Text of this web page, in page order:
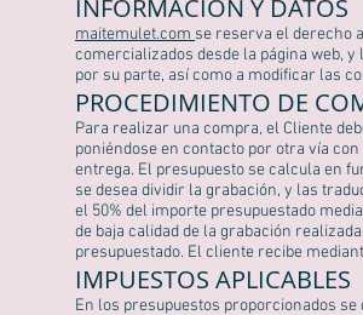
INFORMACIÓN Y DATOS
maitemulet.com se reserva el derecho
comercializados desde la página web,
por su parte, así como a modificar las
PROCEDIMIENTO DE
Para realizar una compra, el Cliente
poniéndose en contacto por otra vía
entrega. El presupuesto se calcula en
se desea dividir la grabación, y las
el 50% del importe presupuestado
de baja calidad de la grabación
presupuestado. El cliente recibe
IMPUESTOS APLICABLES
En los presupuestos proporcionados